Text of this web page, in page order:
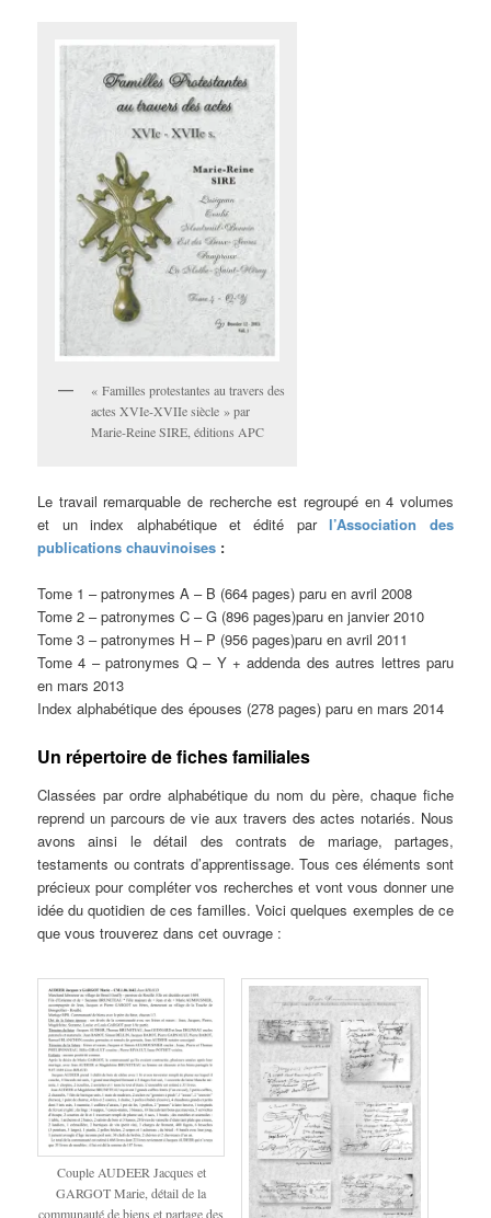
« Familles protestantes au travers des
actes XVIe-XVIIe siècle » par
Marie-Reine SIRE, éditions APC
Le travail remarquable de recherche est regroupé en 4 volumes
et un index alphabétique et édité parl’Association des
publications chauvinoises :
Tome 1 – patronymes A – B (664 pages) paru en avril 2008
Tome 2 – patronymes C – G (896 pages)paru en janvier 2010
Tome 3 – patronymes H – P (956 pages)paru en avril 2011
Tome 4 – patronymes Q – Y + addenda des autres lettres paru
en mars 2013
Index alphabétique des épouses (278 pages) paru en mars 2014
Un répertoire de fiches familiales
Classées par ordre alphabétique du nom du père, chaque fiche
reprend un parcours de vie aux travers des actes notariés. Nous
avons ainsi le détail des contrats de mariage, partages,
testaments ou contrats d’apprentissage. Tous ces éléments sont
précieux pour compléter vos recherches et vont vous donner une
idée du quotidien de ces familles. Voici quelques exemples de ce
que vous trouverez dans cet ouvrage :
Couple AUDEER Jacques et
GARGOT Marie, détail de la
communauté de biens et partage des